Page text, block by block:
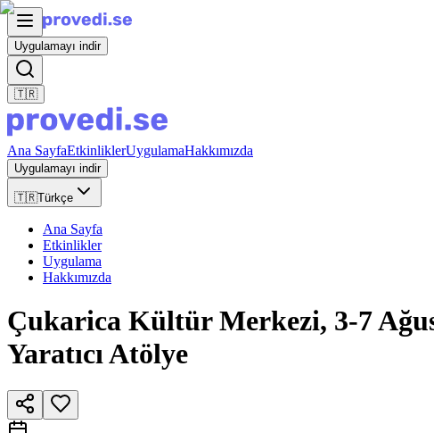
Uygulamayı indir
🇹🇷
Ana SayfaEtkinliklerUygulamaHakkımızda
Uygulamayı indir
🇹🇷Türkçe
Ana Sayfa
Etkinlikler
Uygulama
Hakkımızda
Çukarica Kültür Merkezi, 3-7
Yaratıcı Atölye